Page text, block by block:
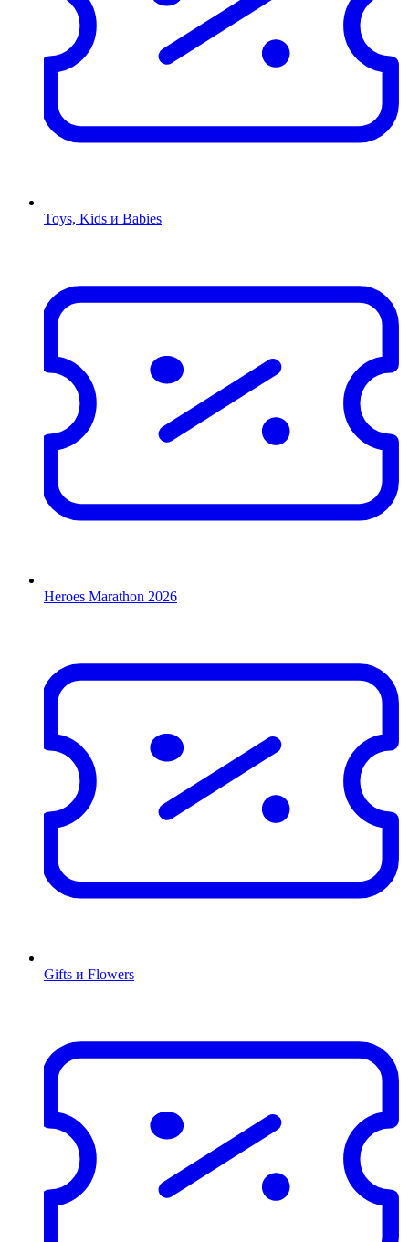
Toys, Kids и Babies
Heroes Marathon 2026
Gifts и Flowers